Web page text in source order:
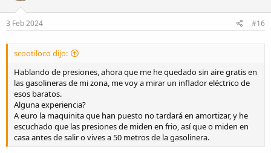
3 Feb 2024 #16
scootiloco dijo:
Hablando de presiones, ahora que me he quedado sin aire gratis en
las gasolineras de mi zona, me voy a mirar un inflador eléctrico de
esos baratos.
Alguna experiencia?
A euro la maquinita que han puesto no tardará en amortizar, y he
escuchado que las presiones de miden en frio, así que o miden en
casa antes de salir o vives a 50 metros de la gasolinera.